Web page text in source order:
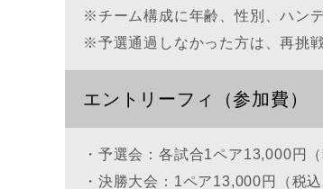
※チーム構成に年齢、性別、ハン
※予選通過しなかった方は、再挑
エントリーフィ（参加費）
・予選会：各試合1ペア13,000円（
・決勝大会：1ペア13,000円（税込